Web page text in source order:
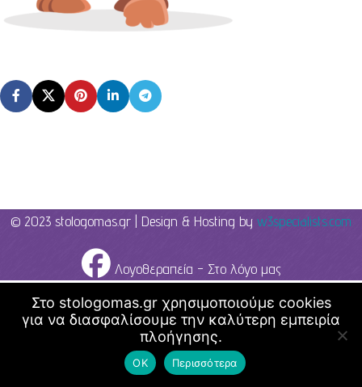
© 2023 stologomas.gr | Design & Hosting by w3specialists.com
Λογοθεραπεία - Στο λόγο μας
Στο stologomas.gr χρησιμοποιούμε cookies
για να διασφαλίσουμε την καλύτερη εμπειρία
πλοήγησης.
ΟΚ Περισσότερα